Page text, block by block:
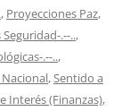
, Proyecciones Paz,
.--..,
.--..,
,Sentido a
Interés (Finanzas),